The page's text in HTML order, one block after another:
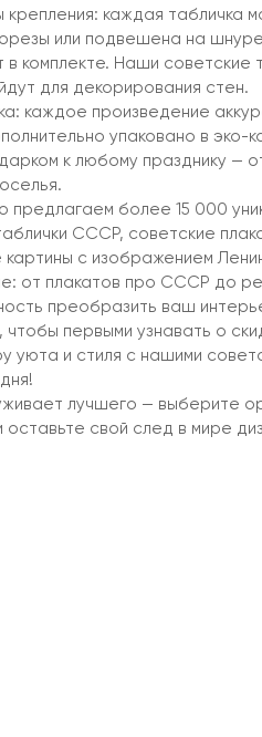
каждая табличка
или подвешена на шнуре
комплекте. Наши советские
для декорирования стен.
каждое произведение
упаковано в эко-
к любому празднику —
предлагаем более 15 000
СССР, советские
картины с изображением
от плакатов про СССР до
преобразить ваш
первыми узнавать о
уюта и стиля с нашими
лучшего — выберите
оставьте свой след в мире